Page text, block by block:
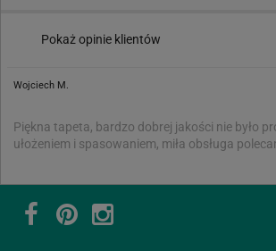
Pokaż opinie klientów
Wojciech M.
Piękna tapeta, bardzo dobrej jakości nie było
ułożeniem i spasowaniem, miła obsługa